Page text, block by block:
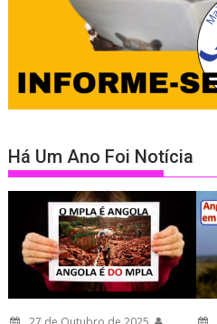
Há Um Ano Foi Notícia